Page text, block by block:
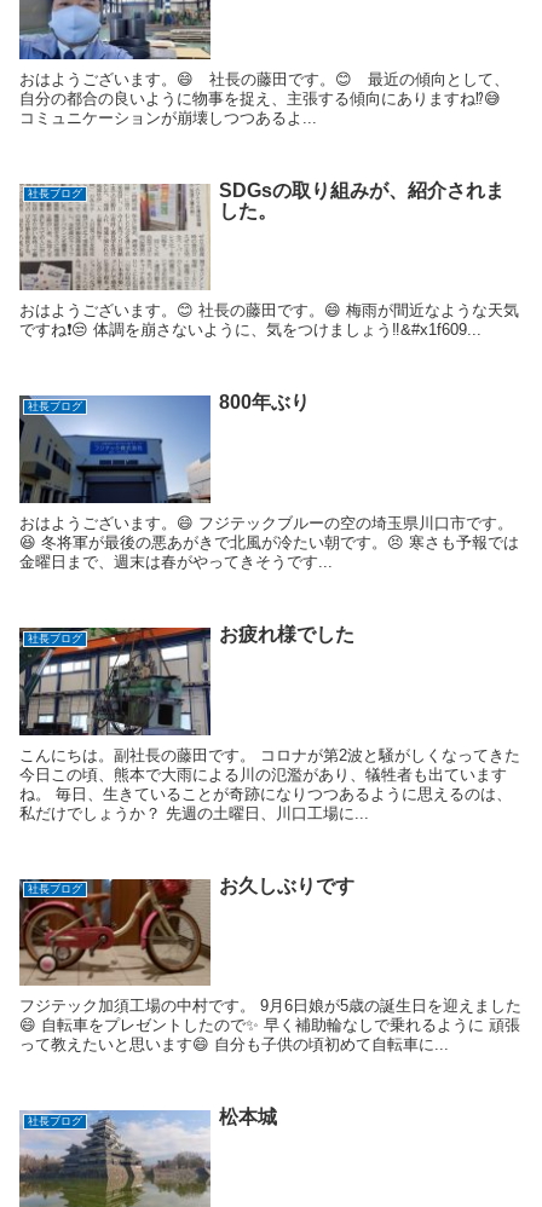
おはようございます。😄 社長の藤田です。😊 最近の傾向として、
自分の都合の良いように物事を捉え、主張する傾向にありますね⁉️😅
コミュニケーションが崩壊しつつあるよ...
社長ブログ
SDGsの取り組みが、紹介されま
した。
おはようございます。😊 社長の藤田です。😄 梅雨が間近なような天気
ですね❗😒 体調を崩さないように、気をつけましょう‼️&#x1f609...
社長ブログ 800年ぶり
おはようございます。😄 フジテックブルーの空の埼玉県川口市です。
😆 冬将軍が最後の悪あがきで北風が冷たい朝です。😣 寒さも予報では
金曜日まで、週末は春がやってきそうです...
社長ブログ お疲れ様でした
こんにちは。副社長の藤田です。 コロナが第2波と騒がしくなってきた
今日この頃、熊本で大雨による川の氾濫があり、犠牲者も出ています
ね。 毎日、生きていることが奇跡になりつつあるように思えるのは、
私だけでしょうか？ 先週の土曜日、川口工場に...
社長ブログ お久しぶりです
フジテック加須工場の中村です。 9月6日娘が5歳の誕生日を迎えました
😄 自転車をプレゼントしたので✨ 早く補助輪なしで乗れるように 頑張
って教えたいと思います😄 自分も子供の頃初めて自転車に...
社長ブログ 松本城